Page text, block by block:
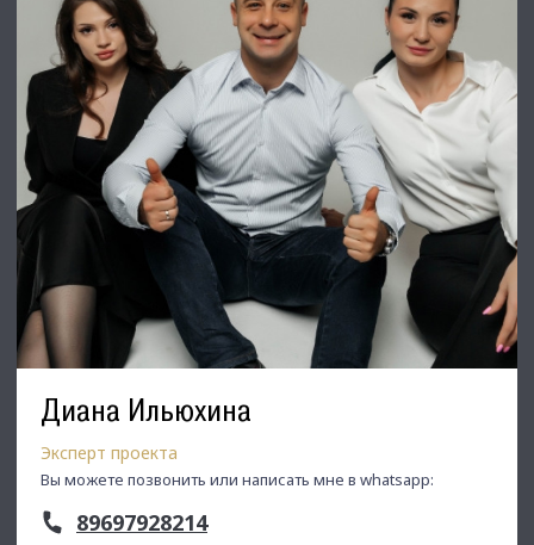
Диана Ильюхина
Эксперт проекта
Вы можете позвонить или написать мне в whatsapp:
89697928214